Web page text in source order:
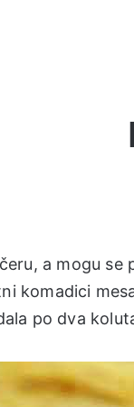
a mogu
komadici
po dva